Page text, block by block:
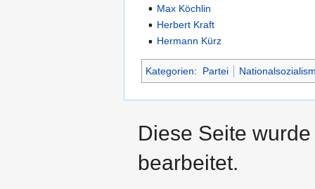
Max Köchlin
Herbert Kraft
Hermann Kürz
Kategorien: Partei
Diese Seite
bearbeitet.